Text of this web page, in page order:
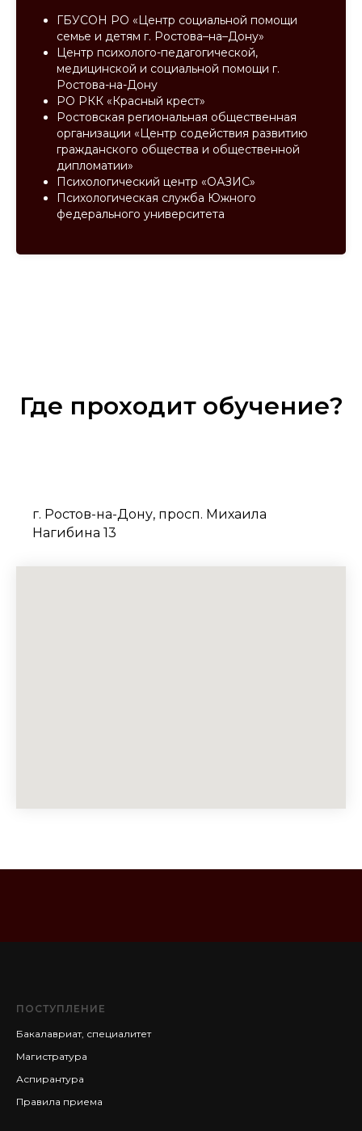
ГБУСОН РО «Центр социальной помощи
семье и детям г. Ростова–на–Дону»
Центр психолого-педагогической,
медицинской и социальной помощи г.
Ростова-на-Дону
РО РКК «Красный крест»
Ростовская региональная общественная
организации «Центр содействия развитию
гражданского общества и общественной
дипломатии»
Психологический центр «ОАЗИС»
Психологическая служба Южного
федерального университета
Где проходит обучение?
г. Ростов-на-Дону, просп. Михаила
Нагибина 13
ПОСТУПЛЕНИЕ
Бакалавриат, специалитет
Магистратура
Аспирантура
Правила приема